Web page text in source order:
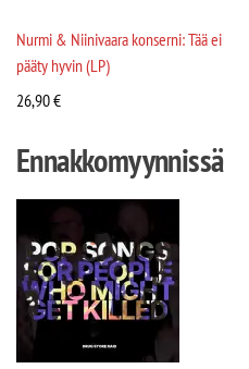
Nurmi & Niinivaara konserni: Tää ei
pääty hyvin (LP)
26,90€
Ennakkomyynnissä